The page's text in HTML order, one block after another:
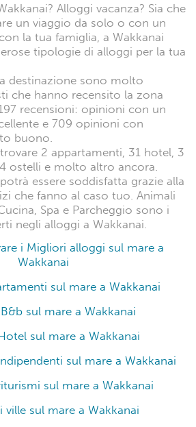
Alloggi vacanza? Sia che
un viaggio da solo o con un
la tua famiglia, a Wakkanai
tipologie di alloggi per la tua
destinazione sono molto
che hanno recensito la zona
recensioni: opinioni con un
e 709 opinioni con
buono.
2 appartamenti, 31 hotel, 3
ostelli e molto altro ancora.
essere soddisfatta grazie alla
che fanno al caso tuo. Animali
Spa e Parcheggio sono i
negli alloggi a Wakkanai.
i Migliori alloggi sul mare a
Wakkanai
sul mare a Wakkanai
sul mare a Wakkanai
sul mare a Wakkanai
sul mare a Wakkanai
sul mare a Wakkanai
ville sul mare a Wakkanai